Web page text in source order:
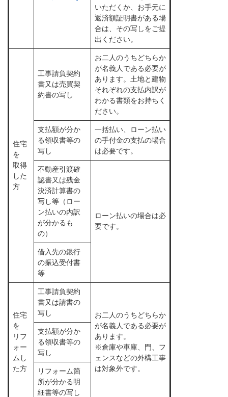
いただくか、お手元に
返済額証明書がある場
合は、その写しをご提
出ください。
住宅
を
取得
した
方
工事請負契約
書又は売買契
約書の写し
お二人のうちどちらか
が名義人である必要が
あります。土地と建物
それぞれの支払内訳が
わかる書類をお持ちく
ださい。
支払額が分か
る領収書等の
写し
一括払い、ローン払い
の手付金の支払の場合
は必要です。
不動産引渡確
認書又は残金
決済計算書の
写し等（ロー
ン払いの内訳
が分かるも
の）
ローン払いの場合は必
要です。
借入先の銀行
の振込受付書
等
住宅
を
リフ
ォー
ムし
た方
工事請負契約
書又は請書の
写し
お二人のうちどちらか
が名義人である必要が
あります。
※倉庫や車庫、門、フ
ェンスなどの外構工事
は対象外です。
支払額が分か
る領収書等の
写し
リフォーム箇
所が分かる明
細書等の写し